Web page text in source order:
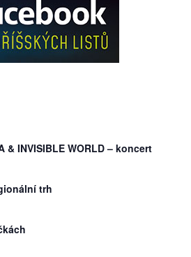
& INVISIBLE WORLD – koncert
trh